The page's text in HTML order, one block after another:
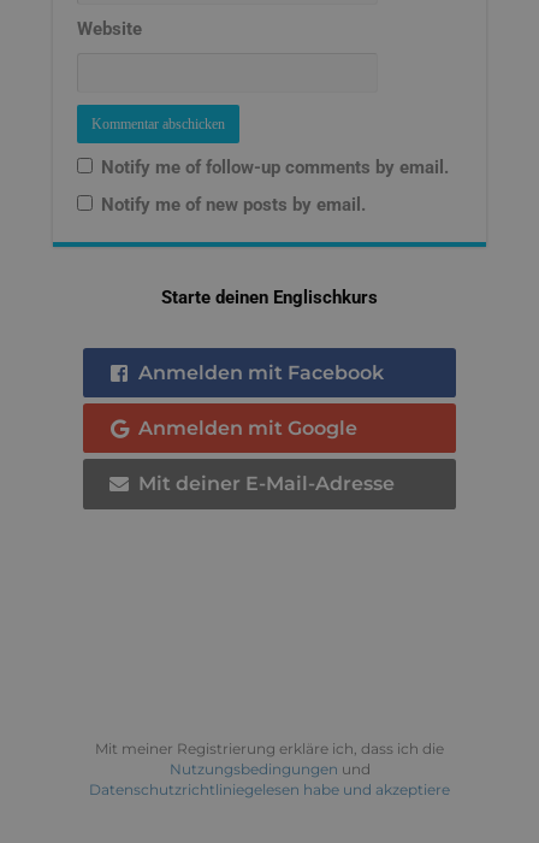
Website
Notify me of follow-up comments by email.
Notify me of new posts by email.
Starte deinen Englischkurs
Anmelden mit Facebook
Anmelden mit Google
Mit deiner E-Mail-Adresse
Mit meiner Registrierung erkläre ich, dass ich die
Nutzungsbedingungen und
Datenschutzrichtliniegelesen habe und akzeptiere